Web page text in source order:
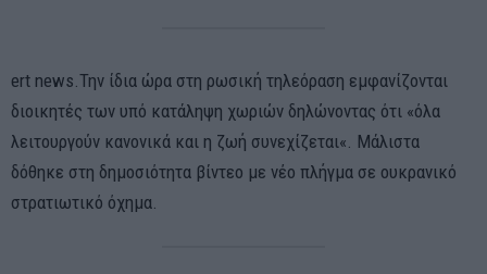
ert news.Την ίδια ώρα στη ρωσική τηλεόραση εμφανίζονται
διοικητές των υπό κατάληψη χωριών δηλώνοντας ότι «όλα
λειτουργούν κανονικά και η ζωή συνεχίζεται«. Μάλιστα
δόθηκε στη δημοσιότητα βίντεο με νέο πλήγμα σε ουκρανικό
στρατιωτικό όχημα.